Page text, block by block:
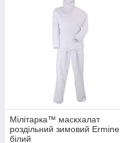
Мілітарка™ маскхалат
роздільний зимовий Ermine
білий